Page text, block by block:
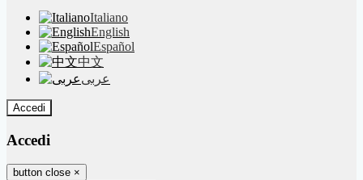
Italiano
English
Español
中文
عربى
Accedi
Accedi
button close ×